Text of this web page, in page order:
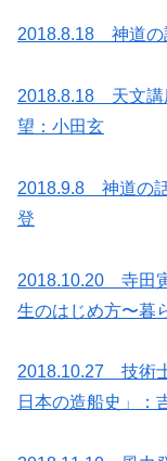
2018.8.18 神道の
2018.8.18 天文講
望：小田玄
2018.9.8 神道の
登
2018.10.20 寺田
生のはじめ方〜暮
2018.10.27 技術
日本の造船史」：